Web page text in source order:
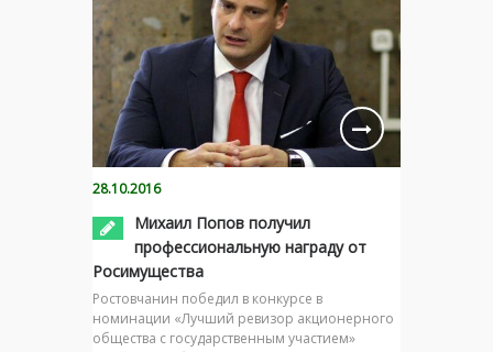
28.10.2016
Михаил Попов получил
профессиональную награду от
Росимущества
Ростовчанин победил в конкурсе в
номинации «Лучший ревизор акционерного
общества с государственным участием»